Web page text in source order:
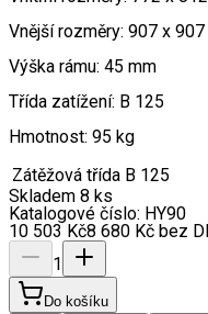
Vnější rozměry: 907 x
Výška rámu: 45 mm
Třída zatížení: B 125
Hmotnost: 95 kg
Zátěžová třída B 125
Skladem 8 ks
Katalogové číslo: HY90
10 503 Kč8 680 Kč bez
1
Do košíku